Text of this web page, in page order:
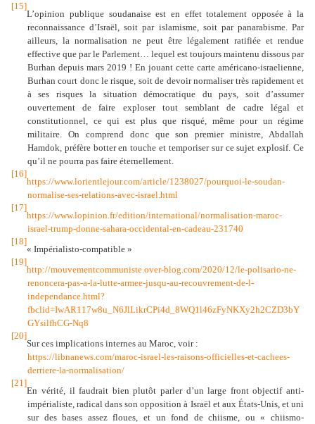
[15]
L’opinion publique soudanaise est en effet totalement opposée à la
reconnaissance d’Israël, soit par islamisme, soit par panarabisme. Par
ailleurs, la normalisation ne peut être légalement ratifiée et rendue
effective que par le Parlement… lequel est toujours maintenu dissous par
Burhan depuis mars 2019 ! En jouant cette carte américano-israelienne,
Burhan court donc le risque, soit de devoir normaliser très rapidement et
à ses risques la situation démocratique du pays, soit d’assumer
ouvertement de faire exploser tout semblant de cadre légal et
constitutionnel, ce qui est plus que risqué, même pour un régime
militaire. On comprend donc que son premier ministre, Abdallah
Hamdok, préfère botter en touche et temporiser sur ce sujet explosif. Ce
qu’il ne pourra pas faire éternellement.
[16]
https://www.lorientlejour.com/article/1238027/pourquoi-le-soudan-
normalise-ses-relations-avec-israel.html
[17]
https://www.lopinion.fr/edition/international/normalisation-maroc-
israel-trump-donne-sahara-occidental-en-cadeau-231740
[18]
« Impérialisto-compatible »
[19]
http://mouvementcommuniste.over-blog.com/2020/12/le-polisario-ne-
renoncera-pas-a-la-lutte-armee-jusqu-au-recouvrement-de-l-
independance.html?
fbclid=IwAR117w8u_N6JlLikrCPi4d_8WQ1l46zFyNKXy2h2CZD3bY
GYsilfhCG-Nq8
[20]
Sur ces implications internes au Maroc, voir :
https://libnanews.com/maroc-israel-les-raisons-officielles-et-cachees-
derriere-la-normalisation/
[21]
En vérité, il faudrait bien plutôt parler d’un large front objectif anti-
impérialiste, radical dans son opposition à Israël et aux États-Unis, et uni
sur des bases assez floues, et un fond de chiisme, ou « chiismo-